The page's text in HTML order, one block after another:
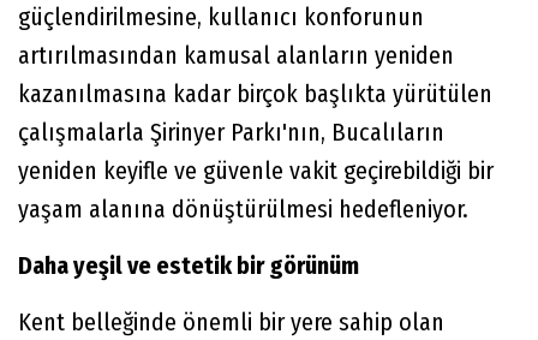
güçlendirilmesine, kullanıcı konforunun
artırılmasından kamusal alanların yeniden
kazanılmasına kadar birçok başlıkta yürütülen
çalışmalarla Şirinyer Parkı'nın, Bucalıların
yeniden keyifle ve güvenle vakit geçirebildiği bir
yaşam alanına dönüştürülmesi hedefleniyor.
Daha yeşil ve estetik bir görünüm
Kent belleğinde önemli bir yere sahip olan